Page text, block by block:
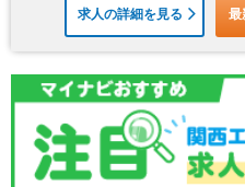
求人の詳細を見る 最